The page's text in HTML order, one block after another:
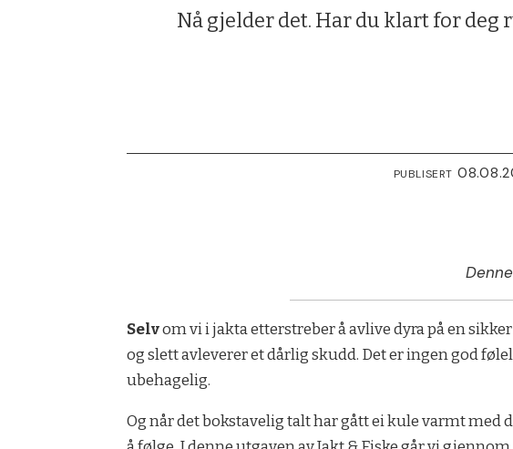
Nå gjelder det. Har du klart for
PUBLISERT
Selvom vi i jakta etterstreber å avlive dyra på en
og slett avleverer et dårlig skudd. Det er ingen god
ubehagelig.
Og når det bokstavelig talt har gått ei kule varmt med